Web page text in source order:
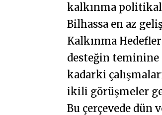
kalkınma
Bilhassa en az
Kalkınma
desteğin teminine
kadarki
ikili görüşmeler
Bu çerçevede dün